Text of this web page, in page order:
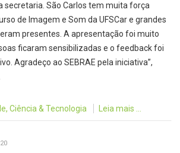
secretaria. São Carlos tem muita força
de Imagem e Som da UFSCar e grandes
presentes. A apresentação foi muito
ficaram sensibilizadas e o feedback foi
Agradeço ao SEBRAE pela iniciativa”,
Ciência & Tecnologia Leia mais ...